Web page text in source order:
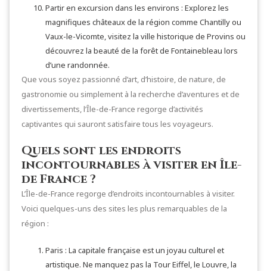
Partir en excursion dans les environs : Explorez les
magnifiques châteaux de la région comme Chantilly ou
Vaux-le-Vicomte, visitez la ville historique de Provins ou
découvrez la beauté de la forêt de Fontainebleau lors
d’une randonnée.
Que vous soyez passionné d’art, d’histoire, de nature, de
gastronomie ou simplement à la recherche d’aventures et de
divertissements, l’Île-de-France regorge d’activités
captivantes qui sauront satisfaire tous les voyageurs.
Quels sont les endroits
incontournables à visiter en Île-
de France ?
L’Île-de-France regorge d’endroits incontournables à visiter.
Voici quelques-uns des sites les plus remarquables de la
région :
Paris : La capitale française est un joyau culturel et
artistique. Ne manquez pas la Tour Eiffel, le Louvre, la